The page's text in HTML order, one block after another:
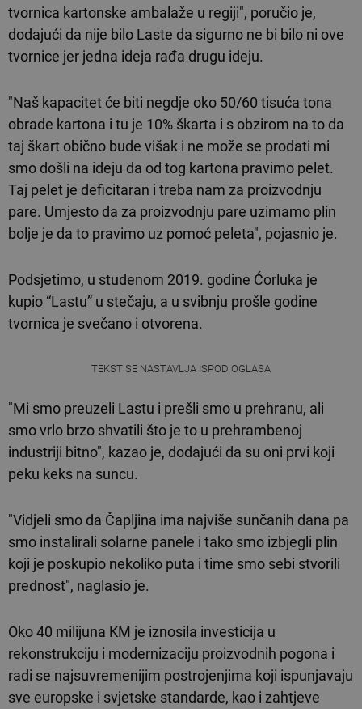
tvornica kartonske ambalaže u regiji", poručio je,
dodajući da nije bilo Laste da sigurno ne bi bilo ni ove
tvornice jer jedna ideja rađa drugu ideju.
"Naš kapacitet će biti negdje oko 50/60 tisuća tona
obrade kartona i tu je 10% škarta i s obzirom na to da
taj škart obično bude višak i ne može se prodati mi
smo došli na ideju da od tog kartona pravimo pelet.
Taj pelet je deficitaran i treba nam za proizvodnju
pare. Umjesto da za proizvodnju pare uzimamo plin
bolje je da to pravimo uz pomoć peleta", pojasnio je.
Podsjetimo, u studenom 2019. godine Ćorluka je
kupio “Lastu” u stečaju, a u svibnju prošle godine
tvornica je svečano i otvorena.
TEKST SE NASTAVLJA ISPOD OGLASA
"Mi smo preuzeli Lastu i prešli smo u prehranu, ali
smo vrlo brzo shvatili što je to u prehrambenoj
industriji bitno", kazao je, dodajući da su oni prvi koji
peku keks na suncu.
"Vidjeli smo da Čapljina ima najviše sunčanih dana pa
smo instalirali solarne panele i tako smo izbjegli plin
koji je poskupio nekoliko puta i time smo sebi stvorili
prednost", naglasio je.
Oko 40 milijuna KM je iznosila investicija u
rekonstrukciju i modernizaciju proizvodnih pogona i
radi se najsuvremenijim postrojenjima koji ispunjavaju
sve europske i svjetske standarde, kao i zahtjeve